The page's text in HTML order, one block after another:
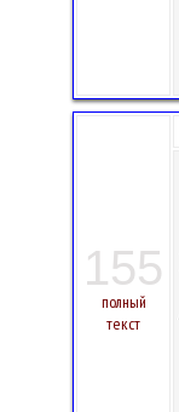
155
полный
текст